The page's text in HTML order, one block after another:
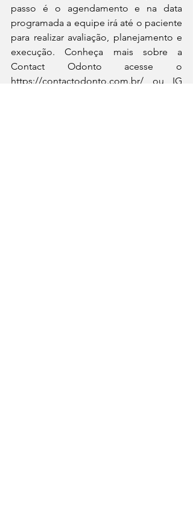
passo é o agendamento e na data
programada a equipe irá até o paciente
para realizar avaliação, planejamento e
execução. Conheça mais sobre a
Contact Odonto acesse o
https://contactodonto.com.br/ ou IG